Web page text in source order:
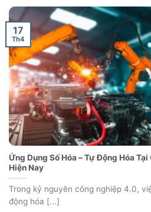
Ứng Dụng Số Hóa – Tự Động Hóa
Hiện Nay
Trong kỷ nguyên công nghiệp 4.0,
động hóa [...]
17
Th4